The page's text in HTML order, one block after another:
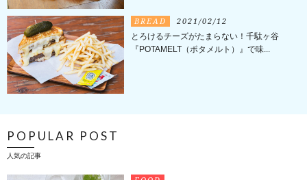
BREAD 2021/02/12
とろけるチーズがたまらない！千駄ヶ谷
『POTAMELT（ポタメルト）』で味...
POPULAR POST
人気の記事